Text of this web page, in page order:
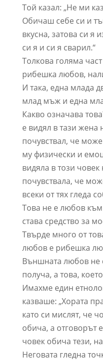
Той казал: „Не ми
Обичаш себе си и
вкусна, затова си я
си я и си я сварил.“
Толкова голяма
рибешка любов,
И така, една млада
млад мъж и една
Какво означава
е видял в тази жена
почувствал, че
му физически и
видяла в този човек
почувствала, че
всеки от тях гледа
Това не е любов към
става средство за
Твърде много от
любов е рибешка
Външната любов не
получа, а това,
Имахме един
казваше: „Хората
като си мислят, че
обича, а отговорът
човек обича тези,
Неговата гледна